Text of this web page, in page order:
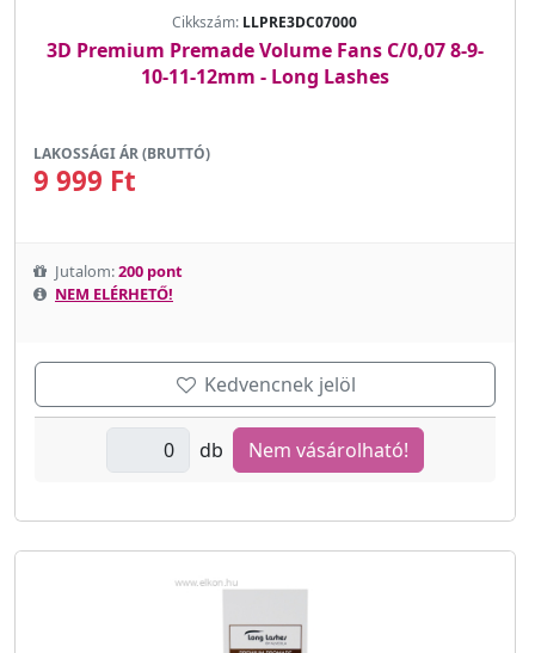
Cikkszám: LLPRE3DC07000
3D Premium Premade Volume Fans C/0,07 8-9-
10-11-12mm - Long Lashes
LAKOSSÁGI ÁR (BRUTTÓ)
9 999 Ft
Jutalom:200 pont
NEM ELÉRHETŐ!
Kedvencnek jelöl
db Nem vásárolható!